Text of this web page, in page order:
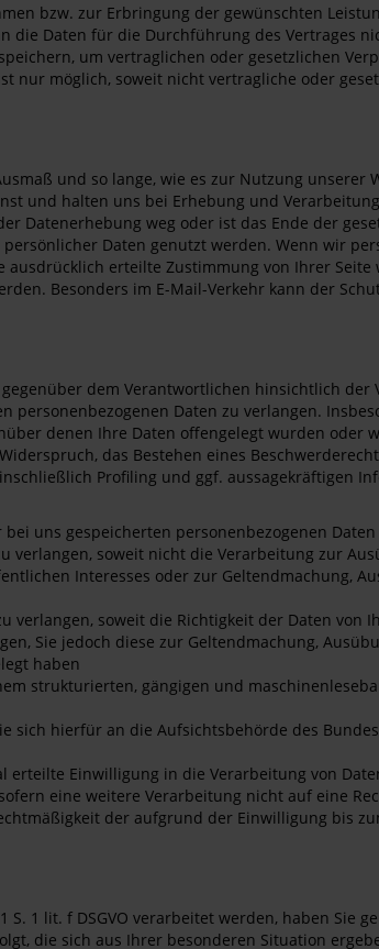
bzw. zur Erbringung der gewünschten
die Daten für die Durchführung des Vertrages
um vertraglichen oder gesetzlichen
nur möglich, soweit nicht vertragliche oder
und so lange, wie es zur Nutzung unserer
und halten uns bei Erhebung und
Datenerhebung weg oder ist das Ende der
Daten genutzt werden. Wenn wir
erteilte Zustimmung von Ihrer
Besonders im E-Mail-Verkehr kann der
dem Verantwortlichen hinsichtlich der
personenbezogenen Daten zu verlangen.
denen Ihre Daten offengelegt wurden oder
das Bestehen eines
Profiling und ggf. aussagekräftigen
uns gespeicherten personenbezogenen
verlangen, soweit nicht die Verarbeitung zur
Interesses oder zur Geltendmachung,
verlangen, soweit die Richtigkeit der Daten von
Sie jedoch diese zur Geltendmachung,
haben
strukturierten, gängigen und
sich hierfür an die Aufsichtsbehörde des
erteilte Einwilligung in die Verarbeitung von
eine weitere Verarbeitung nicht auf eine
der aufgrund der Einwilligung bis
1 lit. f DSGVO verarbeitet werden, haben Sie
die sich aus Ihrer besonderen Situation